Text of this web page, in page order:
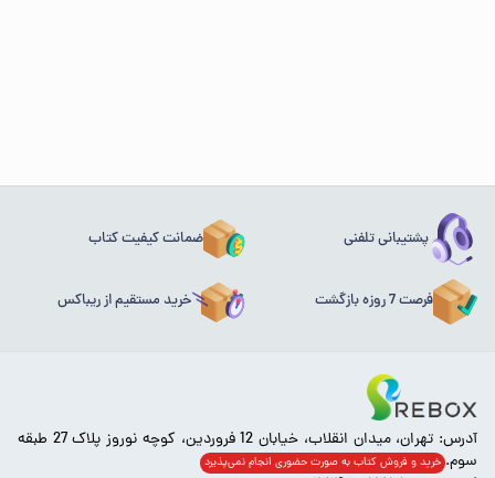
پشتیبانی تلفنی ضمانت کیفیت کتاب
فرصت 7 روزه بازگشت خرید مستقیم از ریباکس
آدرس: تهران، میدان انقلاب، خیابان 12 فروردین، کوچه نوروز پلاک 27 طبقه
سوم. خرید و فروش کتاب به صورت حضوری انجام‌ نمی‌پذیرد